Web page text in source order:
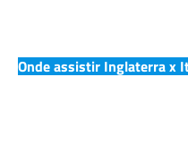
Onde assistir Inglaterra x